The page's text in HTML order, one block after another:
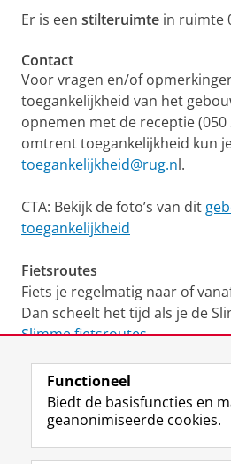
Er is een stilteruimte in ruimte
Contact
Voor vragen en/of
toegankelijkheid van het
opnemen met de receptie (050
omtrent toegankelijkheid kun
toegankelijkheid@rug.nl.
CTA: Bekijk de foto’s van dit
toegankelijkheid
Fietsroutes
Fiets je regelmatig naar of
Dan scheelt het tijd als je de
Slimme fietsroutes.
View this page in:English
Volg de RUG
F
Functioneel
Biedt de basisfuncties en
geanonimiseerde cookies.